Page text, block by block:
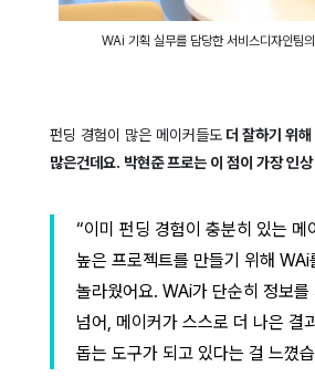
WAi 기획 실무를 담당한 서비스디자인팀
펀딩 경험이 많은 메이커들도더 잘하기 위
많은건데요. 박현준 프로는 이 점이 가장 인
“이미 펀딩 경험이 충분히 있는 메
높은 프로젝트를 만들기 위해 WAi
놀라웠어요. WAi가 단순히 정보를
넘어, 메이커가 스스로 더 나은 결
돕는 도구가 되고 있다는 걸 느꼈